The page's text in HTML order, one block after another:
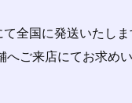
て全国に発送いたしま
へご来店にてお求め